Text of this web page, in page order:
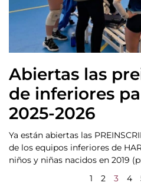
Abiertas las
de inferiores
2025-2026
Ya están abiertas las
de los equipos inferiores de
niños y niñas nacidos en 2019
1
2 3 4